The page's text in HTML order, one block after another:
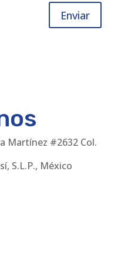
Enviar
Martínez #2632 Col.
S.L.P., México